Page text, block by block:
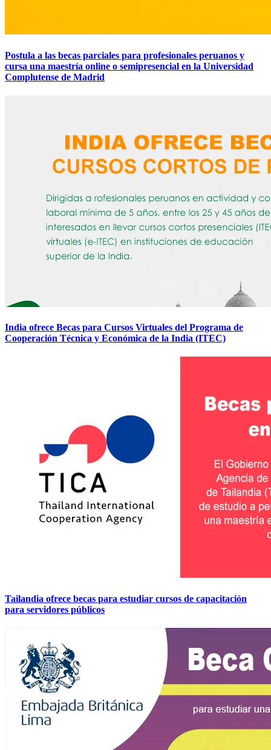
Postula a las becas parciales para profesionales peruanos y
cursa una maestría online o semipresencial en la Universidad
Complutense de Madrid
India ofrece Becas para Cursos Virtuales del Programa de
Cooperación Técnica y Económica de la India (ITEC)
Tailandia ofrece becas para estudiar cursos de capacitación
para servidores públicos